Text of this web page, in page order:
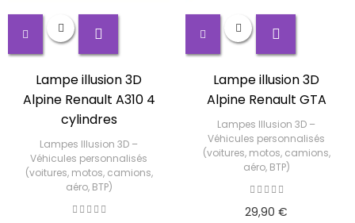
Lampe illusion 3D
Alpine Renault A310 4
cylindres
Lampes Illusion 3D –
Véhicules personnalisés
(voitures, motos, camions,
aéro, BTP)
Lampe illusion 3D
Alpine Renault GTA
Lampes Illusion 3D –
Véhicules personnalisés
(voitures, motos, camions,
aéro, BTP)
29,90 €